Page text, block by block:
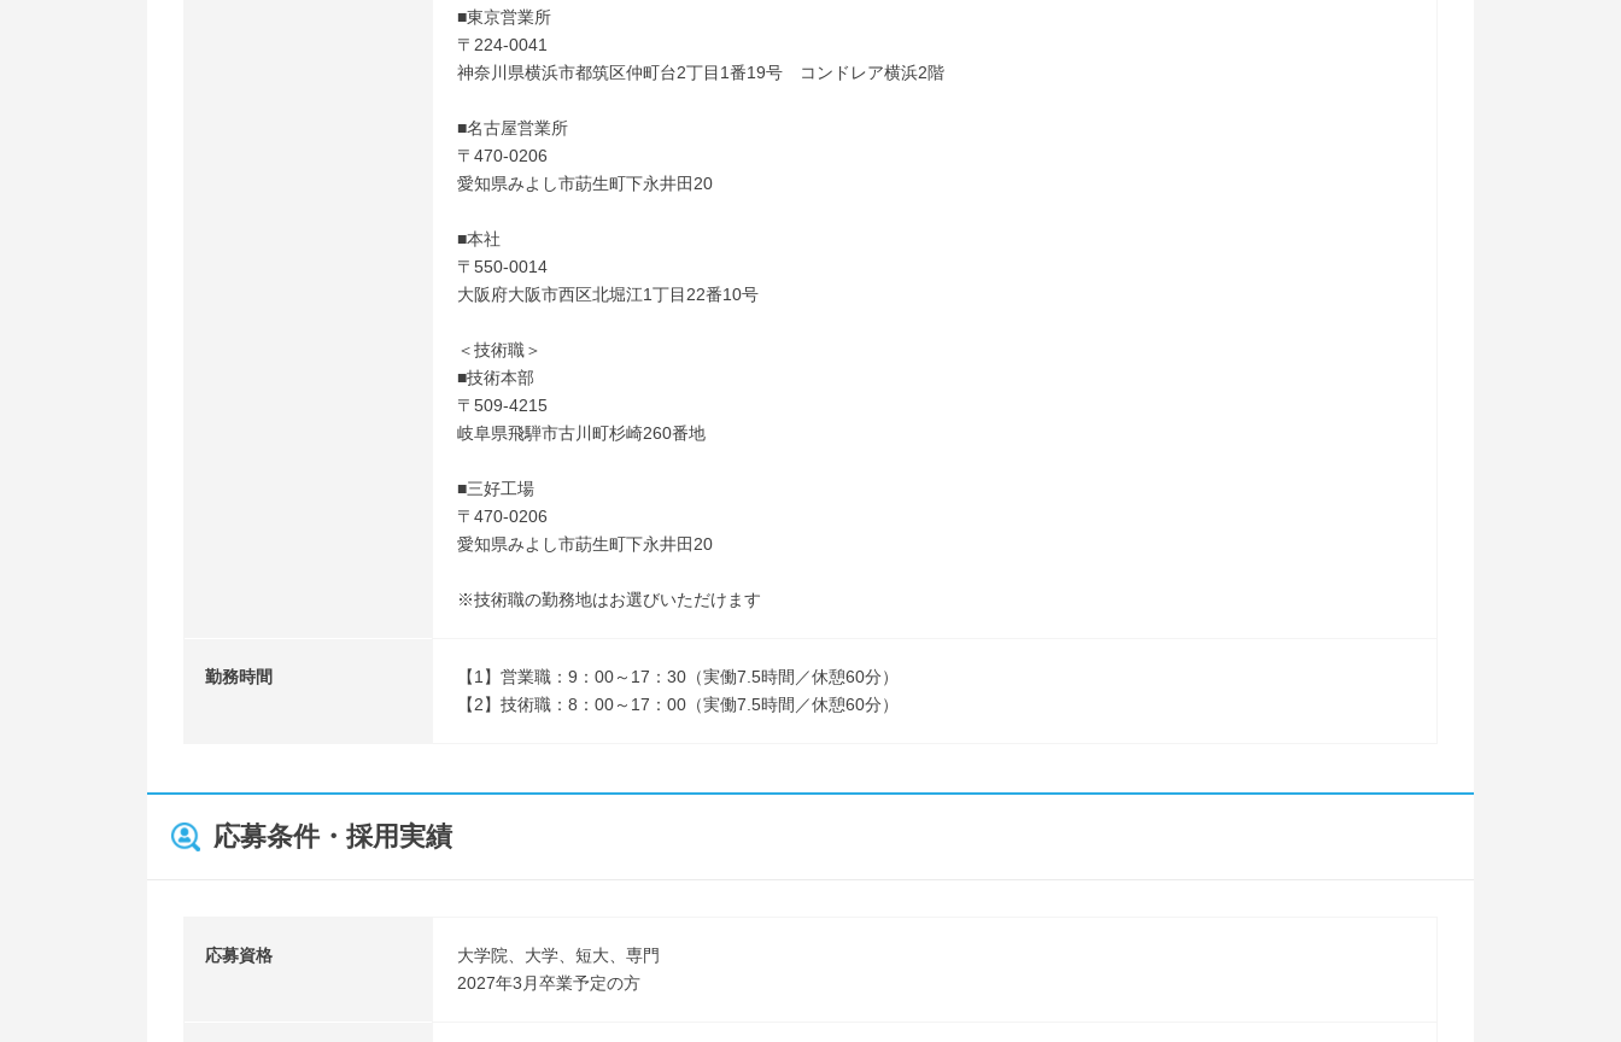
■東京営業所
〒224-0041
神奈川県横浜市都筑区仲町台2丁目1番19号 コンドレア横浜2階
■名古屋営業所
〒470-0206
愛知県みよし市莇生町下永井田20
■本社
〒550-0014
大阪府大阪市西区北堀江1丁目22番10号
＜技術職＞
■技術本部
〒509-4215
岐阜県飛騨市古川町杉崎260番地
■三好工場
〒470-0206
愛知県みよし市莇生町下永井田20
※技術職の勤務地はお選びいただけます
勤務時間
【1】営業職：9：00～17：30（実働7.5時間／休憩60分）
【2】技術職：8：00～17：00（実働7.5時間／休憩60分）
応募条件・採用実績
応募資格
大学院、大学、短大、専門
2027年3月卒業予定の方